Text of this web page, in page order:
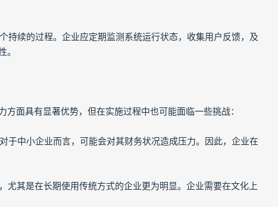
持续的过程。企业应定期监测系统运行状态，收集用户反馈，及
面具有显著优势，但在实施过程中也可能面临一些挑战：
于中小企业而言，可能会对其财务状况造成压力。因此，企业在
其是在长期使用传统方式的企业更为明显。企业需要在文化上